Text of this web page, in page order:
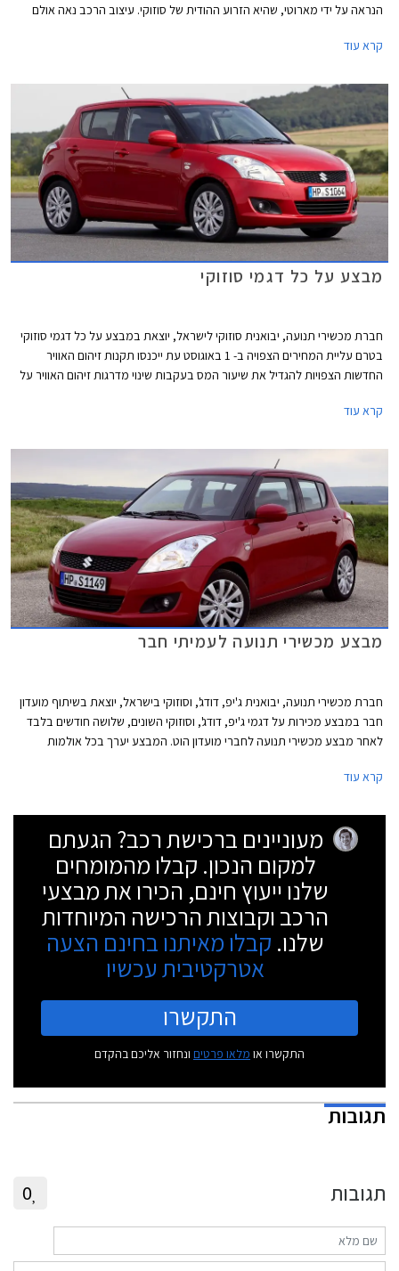
הנראה על ידי מארוטי, שהיא הזרוע ההודית של סוזוקי. עיצוב הרכב נאה אולם
קרא עוד
מבצע על כל דגמי סוזוקי
חברת מכשירי תנועה, יבואנית סוזוקי לישראל, יוצאת במבצע על כל דגמי סוזוקי
בטרם עליית המחירים הצפויה ב- 1 באוגוסט עת ייכנסו תקנות זיהום האוויר
החדשות הצפויות להגדיל את שיעור המס בעקבות שינוי מדרגות זיהום האוויר על
להיפגע ממהלך זה הם דווקא הרכבים הפחות מזהמים, שכן בעקבות שינוי נוסחת
נמוכה יותר וכפועל יוצא צפוי מחירם לעלות, בעוד רכבים מזהמים שגם כך
נמצאים בדרגות הזיהום הגבוהות ואינם נהנים מהטבת המיסוי מחירם אינו צפוי
להשתנות.
קרא עוד
מבצע מכשירי תנועה לעמיתי חבר
חברת מכשירי תנועה, יבואנית ג'יפ, דודג', וסוזוקי בישראל, יוצאת בשיתוף מועדון
חבר במבצע מכירות על דגמי ג'יפ, דודג', וסוזוקי השונים, שלושה חודשים בלבד
לאחר מבצע מכשירי תנועה לחברי מועדון הוט. המבצע יערך בכל אולמות
ייהנו עמיתי חבר מהטבות שונות: הנחות על רכישת רכב חדש, הנחות אבזור
המבצע ייהנו גם מאפשרות לתשלום של עד 30,000 ₪ בכרטיס אשראי חבר
צרכנות. להלן דוגמאות להנחות והטבות במסגרת המבצע:
קרא עוד
מעוניינים ברכישת רכב? הגעתם
למקום הנכון. קבלו מהמומחים
שלנו ייעוץ חינם, הכירו את מבצעי
הרכב וקבוצות הרכישה המיוחדות
שלנו. קבלו מאיתנו בחינם הצעה
אטרקטיבית עכשיו
התקשרו
התקשרו או מלאו פרטים ונחזור אליכם בהקדם
תגובות
תגובות 0